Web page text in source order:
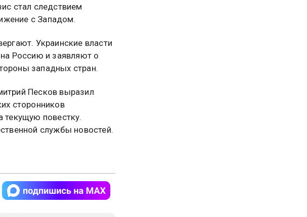
стал следствием
с Западом.
Украинские власти
Россию и заявляют о
западных стран.
Песков выразил
сторонников
текущую повестку.
службы новостей.